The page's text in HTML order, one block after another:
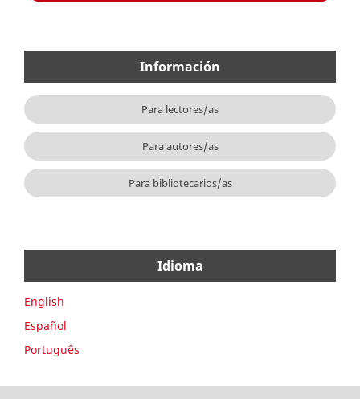
Información
Para lectores/as
Para autores/as
Para bibliotecarios/as
Idioma
English
Español
Português